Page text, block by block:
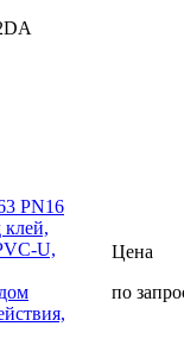
PN16
клей,
U,
Цена
по